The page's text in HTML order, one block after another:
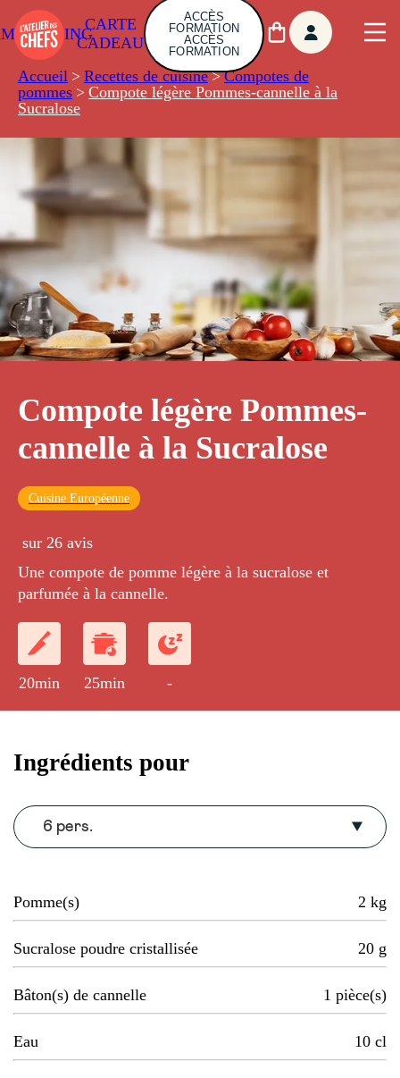
CARTE
CADEAU
ACCÈS
FORMATION
ACCÈS
FORMATION
Accueil > Recettes de cuisine > Compotes de
pommes > Compote légère Pommes-cannelle à la
Sucralose
Compote légère Pommes-
cannelle à la Sucralose
Cuisine Européenne
sur 26 avis
Une compote de pomme légère à la sucralose et
parfumée à la cannelle.
20min 25min -
Ingrédients pour
6 pers.
Pomme(s) 2 kg
Sucralose poudre cristallisée 20 g
Bâton(s) de cannelle 1 pièce(s)
Eau 10 cl